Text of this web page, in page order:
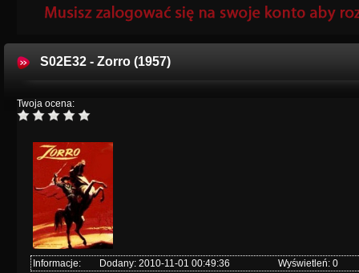
S02E32 - Zorro (1957)
Twoja ocena:
Informacje: Dodany: 2010-11-01 00:49:36 Wyświetleń: 0